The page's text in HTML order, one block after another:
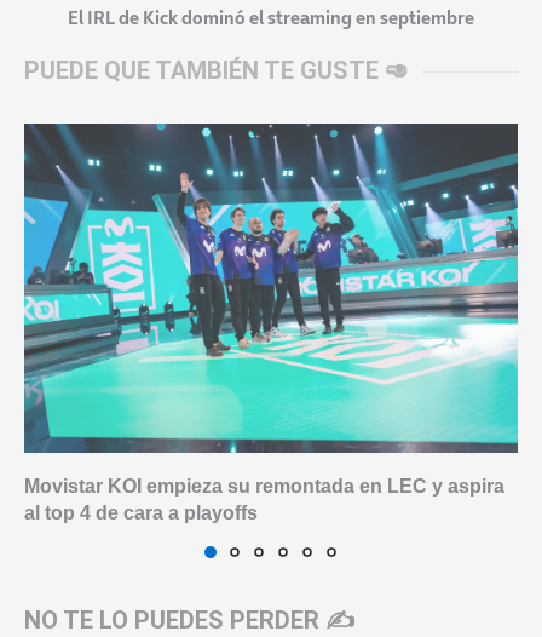
El IRL de Kick dominó el streaming en septiembre
PUEDE QUE TAMBIÉN TE GUSTE 🥑
Movistar KOI empieza su remontada en LEC y aspira
al top 4 de cara a playoffs
NO TE LO PUEDES PERDER ✍️